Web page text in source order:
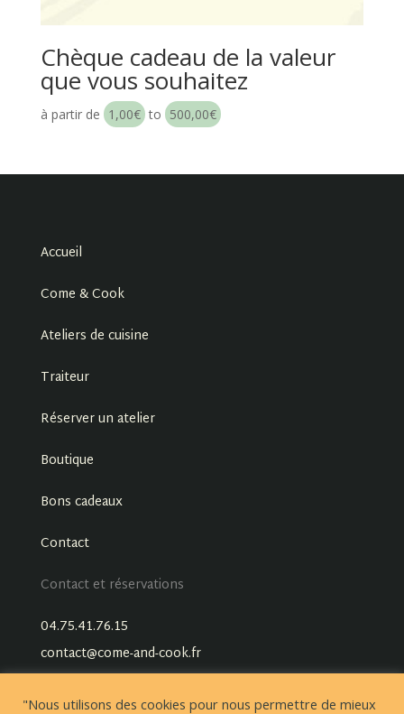
Chèque cadeau de la valeur
que vous souhaitez
à partir de 1,00€ to 500,00€
Accueil
Come & Cook
Ateliers de cuisine
Traiteur
Réserver un atelier
Boutique
Bons cadeaux
Contact
Contact et réservations
04.75.41.76.15
contact@come-and-cook.fr
"Nous utilisons des cookies pour nous permettre de mieux